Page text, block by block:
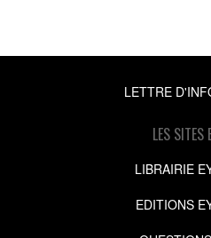
LETTRE
LES SITES
LIBRAIRIE
EDITIONS